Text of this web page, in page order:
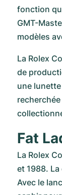
fonction
GMT-
modèles
La Rolex
de
une
Fat
La Rolex
et 1988.
Avec le